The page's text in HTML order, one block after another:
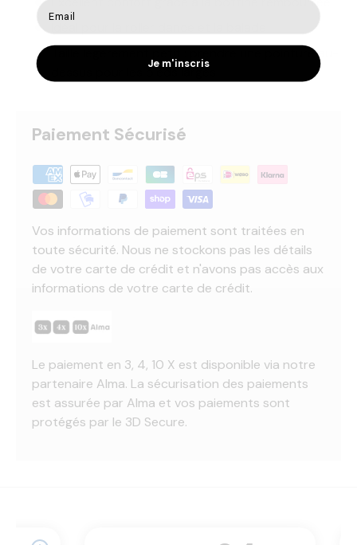
Taille légèrement petit : prendre une pointure au-
dessus pour les pieds larges
Paiement Sécurisé
Vos informations de paiement sont traitées en
toute sécurité. Nous ne stockons pas les détails
de votre carte de crédit et n'avons pas accès aux
informations de votre carte de crédit.
Le paiement en 3, 4, 10 X est disponible via notre
partenaire Alma. La sécurisation des paiements
est assurée par Alma et vos paiements sont
protégés par le 3D Secure.
Je m'inscris